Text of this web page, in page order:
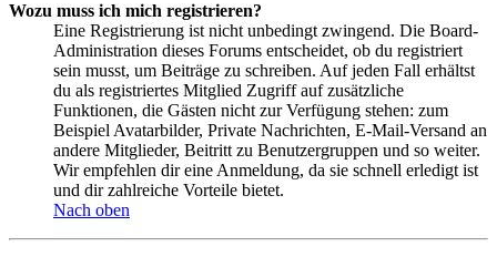
Wozu muss ich mich registrieren?
Eine Registrierung ist nicht unbedingt zwingend. Die Board-
Administration dieses Forums entscheidet, ob du registriert
sein musst, um Beiträge zu schreiben. Auf jeden Fall erhältst
du als registriertes Mitglied Zugriff auf zusätzliche
Funktionen, die Gästen nicht zur Verfügung stehen: zum
Beispiel Avatarbilder, Private Nachrichten, E-Mail-Versand an
andere Mitglieder, Beitritt zu Benutzergruppen und so weiter.
Wir empfehlen dir eine Anmeldung, da sie schnell erledigt ist
und dir zahlreiche Vorteile bietet.
Nach oben